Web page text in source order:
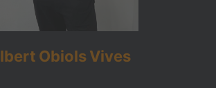
Obiols Vives